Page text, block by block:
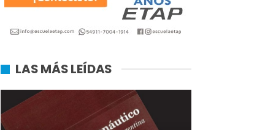
LAS MÁS LEÍDAS